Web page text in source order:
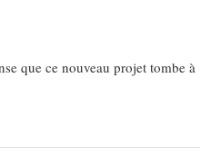
que ce nouveau projet tombe à